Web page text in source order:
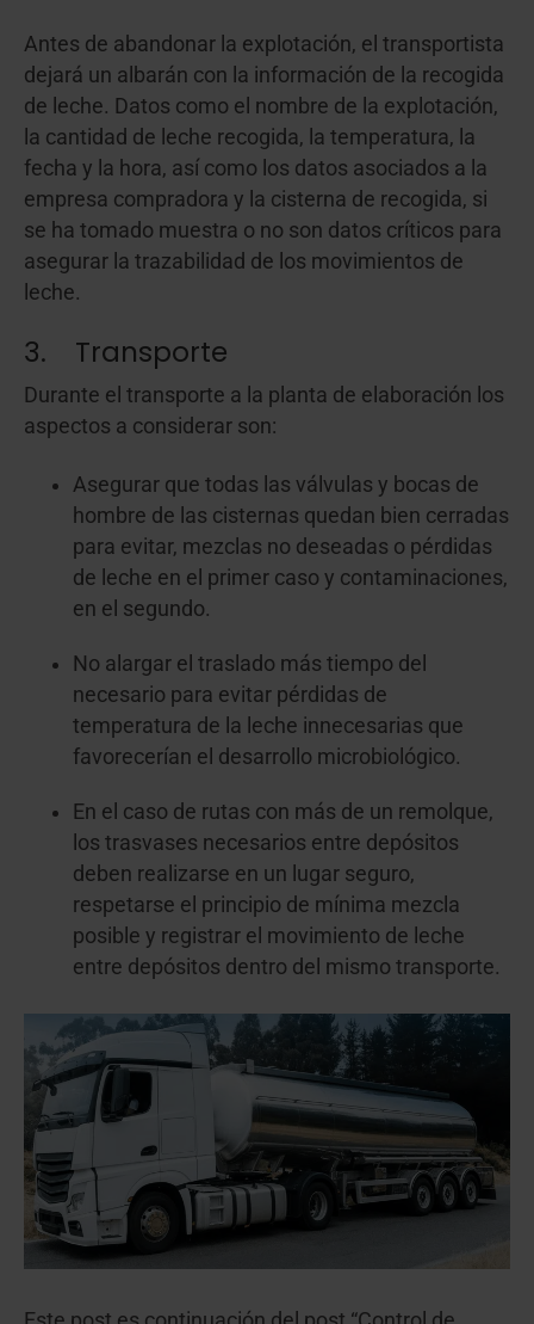
Antes de abandonar la explotación, el transportista
dejará un albarán con la información de la recogida
de leche. Datos como el nombre de la explotación,
la cantidad de leche recogida, la temperatura, la
fecha y la hora, así como los datos asociados a la
empresa compradora y la cisterna de recogida, si
se ha tomado muestra o no son datos críticos para
asegurar la trazabilidad de los movimientos de
leche.
3. Transporte
Durante el transporte a la planta de elaboración los
aspectos a considerar son:
Asegurar que todas las válvulas y bocas de
hombre de las cisternas quedan bien cerradas
para evitar, mezclas no deseadas o pérdidas
de leche en el primer caso y contaminaciones,
en el segundo.
No alargar el traslado más tiempo del
necesario para evitar pérdidas de
temperatura de la leche innecesarias que
favorecerían el desarrollo microbiológico.
En el caso de rutas con más de un remolque,
los trasvases necesarios entre depósitos
deben realizarse en un lugar seguro,
respetarse el principio de mínima mezcla
posible y registrar el movimiento de leche
entre depósitos dentro del mismo transporte.